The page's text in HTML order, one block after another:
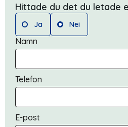
Hittade du det du letade
Ja Nei
Namn
Telefon
E-post